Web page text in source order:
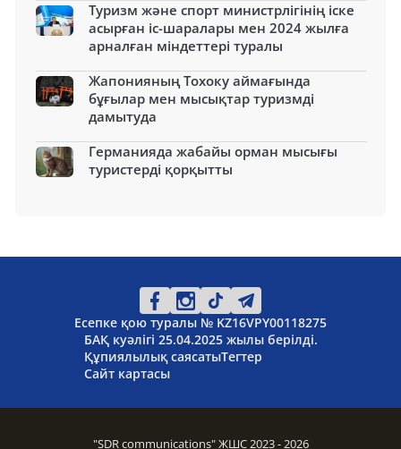
Туризм және спорт министрлігінің іске
асырған іс-шаралары мен 2024 жылға
арналған міндеттері туралы
Жапонияның Тохоку аймағында
бұғылар мен мысықтар туризмді
дамытуда
Германияда жабайы орман мысығы
туристерді қорқытты
Есепке қою туралы № KZ16VPY00118275
БАҚ куәлігі 25.04.2025 жылы берілді.
Құпиялылық саясатыТегтер
Сайт картасы
"SDR communications" ЖШС 2023 - 2026